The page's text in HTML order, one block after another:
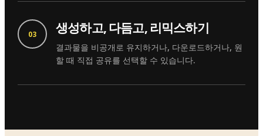
03 생성하고, 다듬고, 리믹스하기
결과물을 비공개로 유지하거나, 다운로드하거나, 원
할 때 직접 공유를 선택할 수 있습니다.